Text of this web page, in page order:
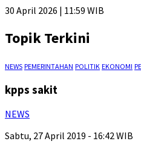
30 April 2026 | 11:59 WIB
Topik Terkini
NEWS PEMERINTAHAN POLITIK EKONOMI
kpps sakit
NEWS
Sabtu, 27 April 2019 - 16:42 WIB